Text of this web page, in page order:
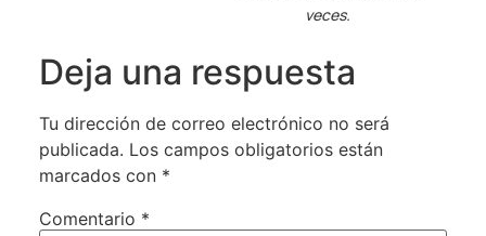
veces.
Deja una respuesta
Tu dirección de correo electrónico no será
publicada. Los campos obligatorios están
marcados con *
Comentario *